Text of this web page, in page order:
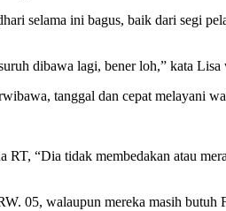
selama ini bagus, baik dari segi
dibawa lagi, bener loh,” kata
tanggal dan cepat melayani
“Dia tidak membedakan atau
05, walaupun mereka masih butuh